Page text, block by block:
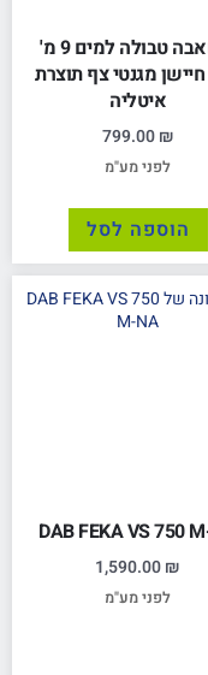
משאבה טבולה למים 9 מ'
מגנטי צף תוצרת
איטליה
799.00₪
לפני מע"מ
הוספה לסל
DAB FEKA VS 750
1,590.00₪
לפני מע"מ